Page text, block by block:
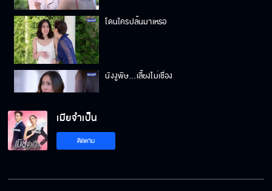
โดนใครปล้นมาเหรอ
นังงูพิษ…เลี้ยงไม่เชื่อง
ไม่เจียมกะลาหัว
เมียจำเป็น
ติดตาม